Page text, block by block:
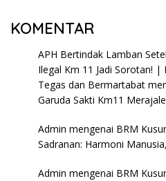
KOMENTAR
APH Bertindak Lamban
Ilegal Km 11 Jadi Sorotan! |
Tegas dan Bermartabat
Garuda Sakti Km11
Admin mengenai BRM
Sadranan: Harmoni
Admin mengenai BRM